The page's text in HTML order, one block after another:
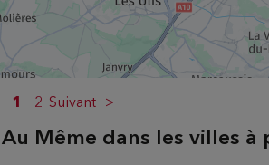
1 2 Suivant
Même dans les villes à